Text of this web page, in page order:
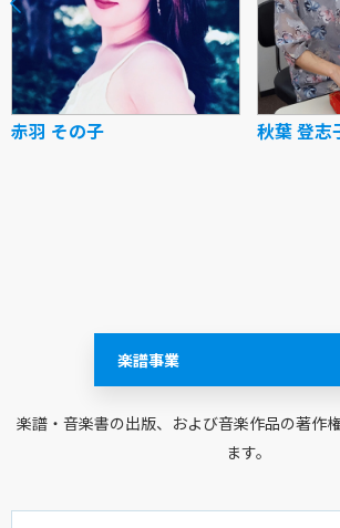
赤羽 その子 秋葉 登志
楽譜事業
楽譜・音楽書の出版、および音楽作品の著作
ます。